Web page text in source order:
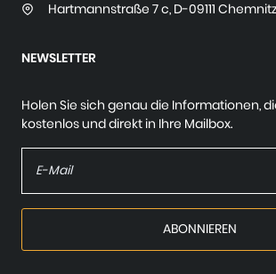
Hartmannstraße 7 c, D-09111 Chemnitz
NEWSLETTER
Holen Sie sich genau die Informationen,
kostenlos und direkt in Ihre Mailbox.